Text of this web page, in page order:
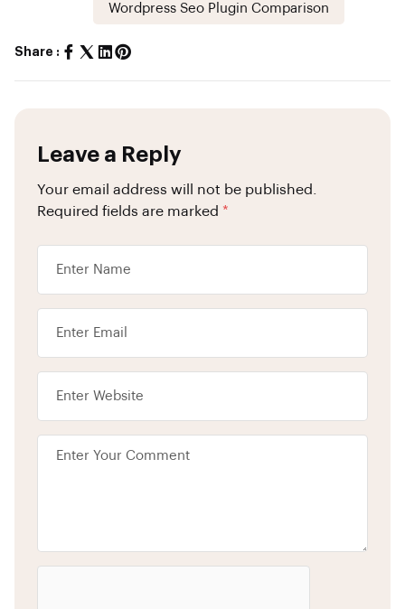
Wordpress Seo Plugin Comparison
Share :
Leave a Reply
Your email address will not be published.
Required fields are marked *